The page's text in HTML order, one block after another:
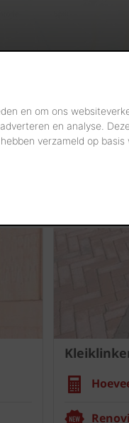
en om ons
en analyse.
verzameld op basis